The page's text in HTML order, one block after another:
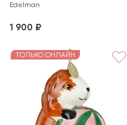
Edelman
1 900 ₽
ТОЛЬКО ОНЛАЙН